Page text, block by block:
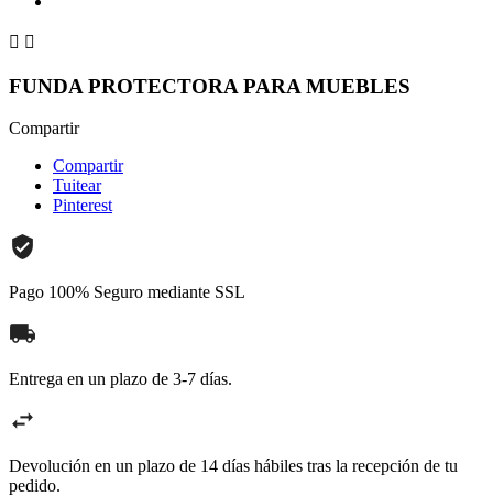
 
FUNDA PROTECTORA PARA MUEBLES
Compartir
Compartir
Tuitear
Pinterest
Pago 100% Seguro mediante SSL
Entrega en un plazo de 3-7 días.
Devolución en un plazo de 14 días hábiles tras la recepción de tu
pedido.